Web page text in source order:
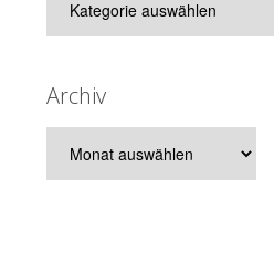
Archiv